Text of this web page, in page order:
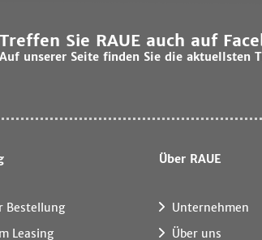
Treffen Sie RAUE auch auf
Auf unserer Seite finden Sie die aktuellsten
Bestellung
Leasing
Über RAUE
Unternehmen
Über uns